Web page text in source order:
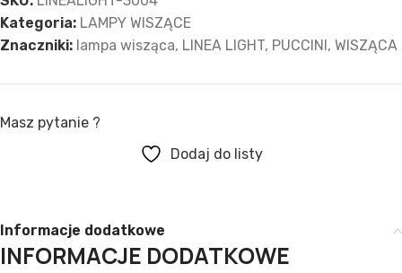
Kategoria: LAMPY WISZĄCE
Znaczniki: lampa wisząca, LINEA LIGHT, PUCCINI , WISZĄCA
Masz pytanie ?
Dodaj do listy
Informacje dodatkowe
INFORMACJE DODATKOWE